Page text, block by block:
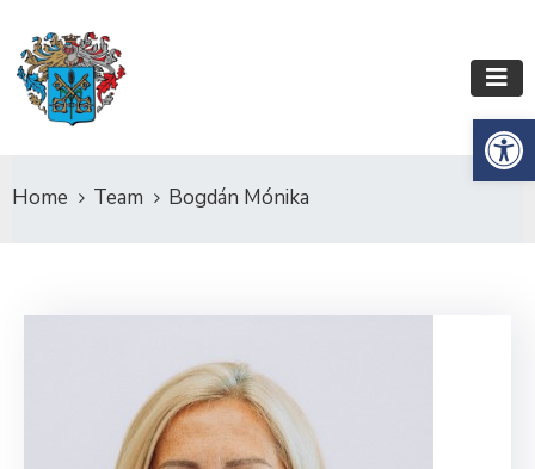
Home Team Bogdán Mónika